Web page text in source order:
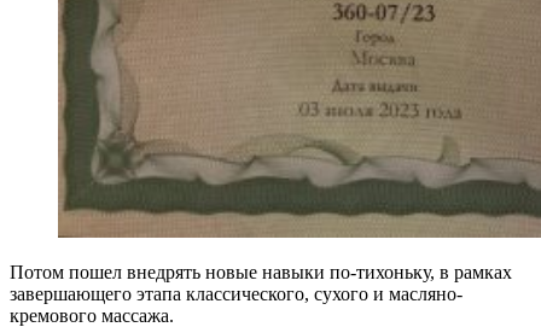
Потом пошел внедрять новые навыки по-тихоньку, в рамках
завершающего этапа классического, сухого и масляно-
кремового массажа.